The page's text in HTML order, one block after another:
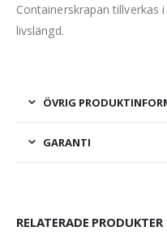
Containerskrapan tillverkas
livslängd.
ÖVRIG
GARANTI
RELATERADE PRODUKTER